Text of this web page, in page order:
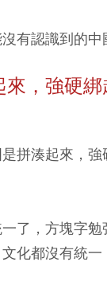
有認識到的中
來，強硬
是拼湊起來，
一了，方塊字
化都沒有統